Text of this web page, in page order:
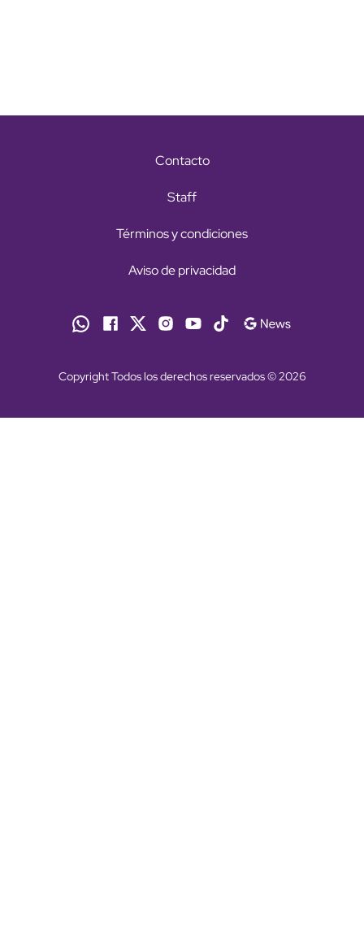
Contacto
Staff
Términos y condiciones
Aviso de privacidad
Copyright Todos los derechos reservados © 2026